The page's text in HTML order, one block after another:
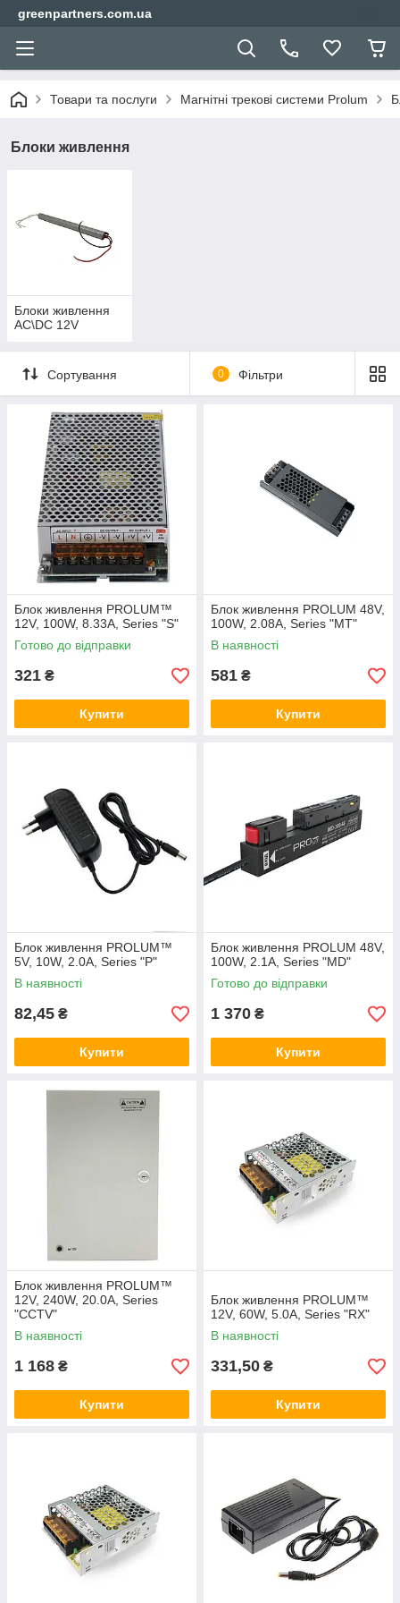
greenpartners.com.ua
Товари та послуги Магнітні трекові системи Prolum
Блоки живлення
Блоки живлення
AC\DC 12V
Сортування 0 Фільтри
Блок живлення PROLUM™
12V, 100W, 8.33А, Series "S"
Готово до відправки
321 ₴
Купити
Блок живлення PROLUM 48V,
100W, 2.08А, Series "MT"
В наявності
581 ₴
Купити
Блок живлення PROLUM™
5V, 10W, 2.0А, Series "P"
В наявності
82,45 ₴
Купити
Блок живлення PROLUM 48V,
100W, 2.1А, Series "MD"
Готово до відправки
1 370 ₴
Купити
Блок живлення PROLUM™
12V, 240W, 20.0А, Series
"CCTV"
В наявності
1 168 ₴
Купити
Блок живлення PROLUM™
12V, 60W, 5.0А, Series "RX"
В наявності
331,50 ₴
Купити